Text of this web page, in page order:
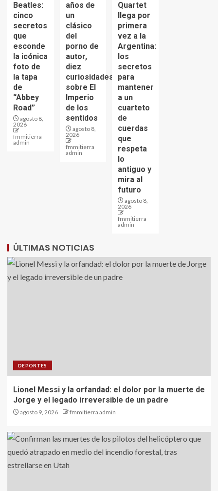
Beatles:
cinco
secretos
que
esconde
la icónica
foto de
la tapa
de
“Abbey
Road”
agosto 8,
2026
fmmitierra
admin
años de
un
clásico
del
porno de
autor,
diez
curiosidades
sobre El
Imperio
de los
sentidos
agosto 8,
2026
fmmitierra
admin
Quartet
llega por
primera
vez a la
Argentina:
los
secretos
para
mantener
a un
cuarteto
de
cuerdas
que
respeta
lo
antiguo y
mira al
futuro
agosto 8,
2026
fmmitierra
admin
ÚLTIMAS NOTICIAS
DEPORTES
Lionel Messi y la orfandad: el dolor por la muerte de
Jorge y el legado irreversible de un padre
agosto 9, 2026 fmmitierra admin